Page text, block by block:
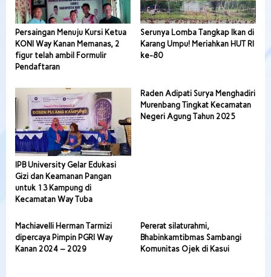
Persaingan Menuju Kursi Ketua
KONI Way Kanan Memanas, 2
figur telah ambil Formulir
Pendaftaran
Serunya Lomba Tangkap Ikan di
Karang Umpu! Meriahkan HUT RI
ke-80
IPB University Gelar Edukasi
Gizi dan Keamanan Pangan
untuk 13 Kampung di
Kecamatan Way Tuba
Raden Adipati Surya Menghadiri
Murenbang Tingkat Kecamatan
Negeri Agung Tahun 2025
Machiavelli Herman Tarmizi
dipercaya Pimpin PGRI Way
Kanan 2024 – 2029
Pererat silaturahmi,
Bhabinkamtibmas Sambangi
Komunitas Ojek di Kasui